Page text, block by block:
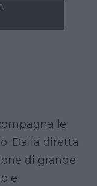
le
Dalla diretta
di grande
e